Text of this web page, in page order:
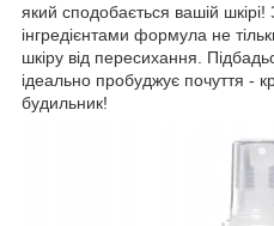
який сподобається вашій
інгредієнтами формула не
шкіру від пересихання.
ідеально пробуджує почуття -
будильник!